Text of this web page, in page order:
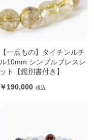
【一点もの】タイチンルチ
ル10mm シンプルブレスレ
ット【鑑別書付き】
190,000